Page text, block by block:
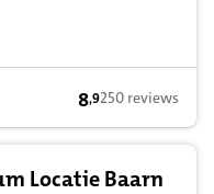
8,9 op basis van
8,9250 reviews
Locatie Baarn